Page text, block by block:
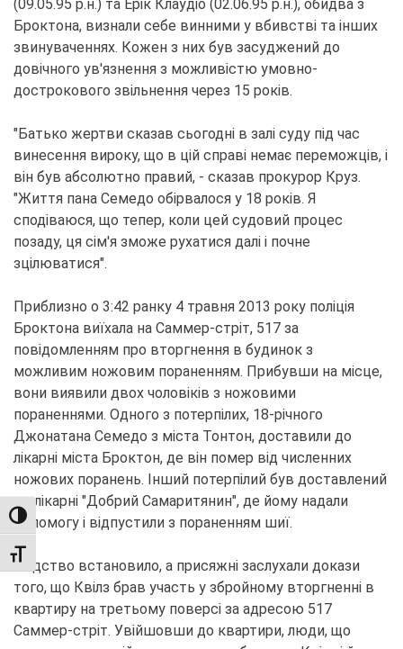
TOGGLE HIGH CONTRAST
TOGGLE FONT SIZE
(09.05.95 р.н.) та Ерік Клаудіо (02.06.95 р.н.), обидва з
Броктона, визнали себе винними у вбивстві та інших
звинуваченнях. Кожен з них був засуджений до
довічного ув'язнення з можливістю умовно-
дострокового звільнення через 15 років.
"Батько жертви сказав сьогодні в залі суду під час
винесення вироку, що в цій справі немає переможців, і
він був абсолютно правий, - сказав прокурор Круз.
"Життя пана Семедо обірвалося у 18 років. Я
сподіваюся, що тепер, коли цей судовий процес
позаду, ця сім'я зможе рухатися далі і почне
зцілюватися".
Приблизно о 3:42 ранку 4 травня 2013 року поліція
Броктона виїхала на Саммер-стріт, 517 за
повідомленням про вторгнення в будинок з
можливим ножовим пораненням. Прибувши на місце,
вони виявили двох чоловіків з ножовими
пораненнями. Одного з потерпілих, 18-річного
Джонатана Семедо з міста Тонтон, доставили до
лікарні міста Броктон, де він помер від численних
ножових поранень. Інший потерпілий був доставлений
до лікарні "Добрий Самаритянин", де йому надали
допомогу і відпустили з пораненням шиї.
Слідство встановило, а присяжні заслухали докази
того, що Квілз брав участь у збройному вторгненні в
квартиру на третьому поверсі за адресою 517
Саммер-стріт. Увійшовши до квартири, люди, що